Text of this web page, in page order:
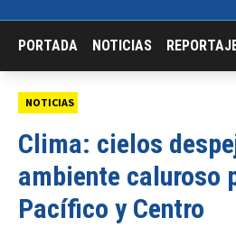
PORTADA NOTICIAS
NOTICIAS
Clima: cielos
ambiente caluroso
Pacífico y Centro